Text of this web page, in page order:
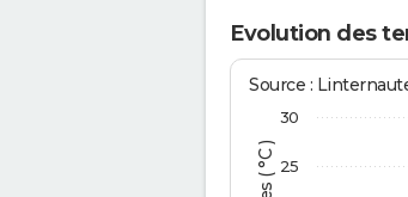
Evolution des
Source :
25
30